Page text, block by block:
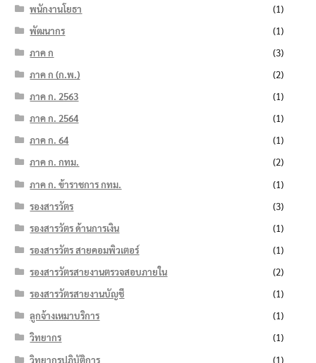
พนักงานโยธา
(1)
พัฒนากร
(1)
ภาค ก
(3)
ภาค ก (ก.พ.)
(2)
ภาค ก. 2563
(1)
ภาค ก. 2564
(1)
ภาค ก. 64
(1)
ภาค ก. กทม.
(2)
ภาค ก. ข้าราชการ กทม.
(1)
รองสารวัตร
(3)
รองสารวัตร ด้านการเงิน
(1)
รองสารวัตร สายคอมพิวเตอร์
(1)
รองสารวัตรสายงานตรวจสอบภายใน
(2)
รองสารวัตรสายงานบัญชี
(1)
ลูกจ้างเหมาบริการ
(1)
วิทยากร
(1)
วิทยากรปฏิบัติการ
(1)